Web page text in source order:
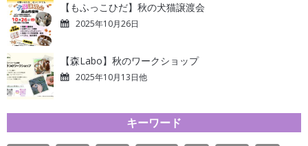
【もふっこひだ】秋の犬猫譲渡会
2025年10月26日
【森Labo】秋のワークショップ
2025年10月13日他
キーワード